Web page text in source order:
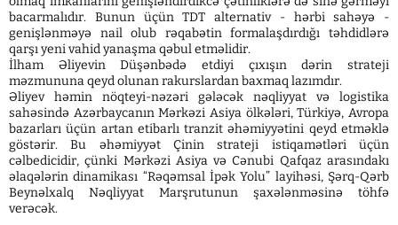
bacarmalıdır. Bunun üçün TDT alternativ - hərbi sahəyə -
genişlənməyə nail olub rəqabətin formalaşdırdığı təhdidlərə
qarşı yeni vahid yanaşma qəbul etməlidir.
İlham Əliyevin Düşənbədə etdiyi çıxışın dərin strateji
məzmununa qeyd olunan rakurslardan baxmaq lazımdır.
Əliyev həmin nöqteyi-nəzəri gələcək nəqliyyat və logistika
sahəsində Azərbaycanın Mərkəzi Asiya ölkələri, Türkiyə, Avropa
bazarları üçün artan etibarlı tranzit əhəmiyyətini qeyd etməklə
göstərir. Bu əhəmiyyət Çinin strateji istiqamətləri üçün
cəlbedicidir, çünki Mərkəzi Asiya və Cənubi Qafqaz arasındakı
əlaqələrin dinamikası “Rəqəmsal İpək Yolu” layihəsi, Şərq-Qərb
Beynəlxalq Nəqliyyat Marşrutunun şaxələnməsinə töhfə
verəcək.